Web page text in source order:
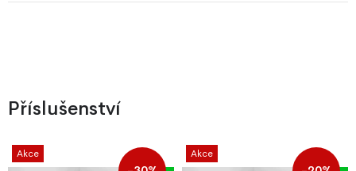
Příslušenství
Akce Akce